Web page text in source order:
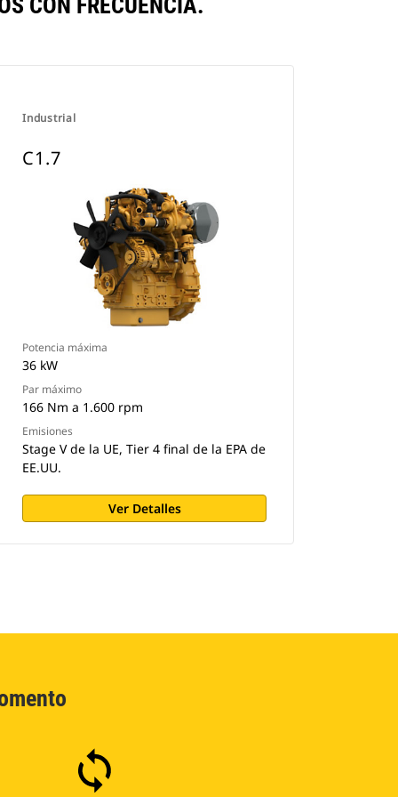
CON FRECUENCIA.
Industrial
C1.7
Potencia máxima
36 kW
Par máximo
166 Nm a 1.600 rpm
Emisiones
Stage V de la UE, Tier 4 final de la EPA de
EE.UU.
Ver Detalles